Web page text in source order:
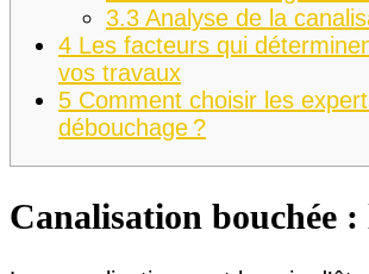
3.3 Analyse de la
4 Les facteurs qui
vos travaux
5 Comment choisir les
débouchage ?
Canalisation bouchée :